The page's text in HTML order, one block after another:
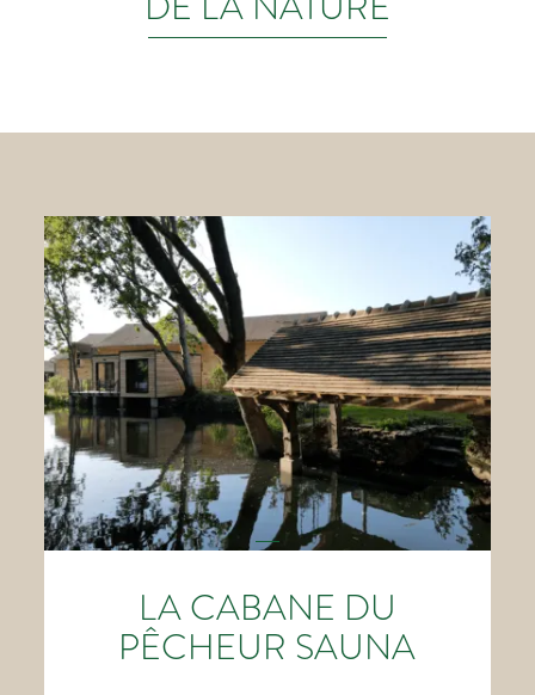
LA CABANE DU
PÊCHEUR SAUNA